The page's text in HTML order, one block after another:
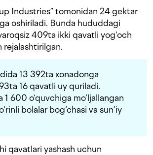
Industries” tomonidan 24 gektar
oshiriladi. Bunda hududdagi
409ta ikki qavatli yog‘och
rejalashtirilgan.
13 392ta xonadonga
16 qavatli uy quriladi.
600 o‘quvchiga mo‘ljallangan
bolalar bog‘chasi va sun’iy
qavatlari yashash uchun